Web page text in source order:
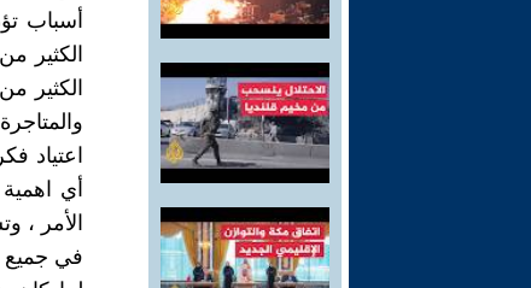
أسباب
الكثير
الكثير
اعتياد
أي
الأمر ،
في جميع